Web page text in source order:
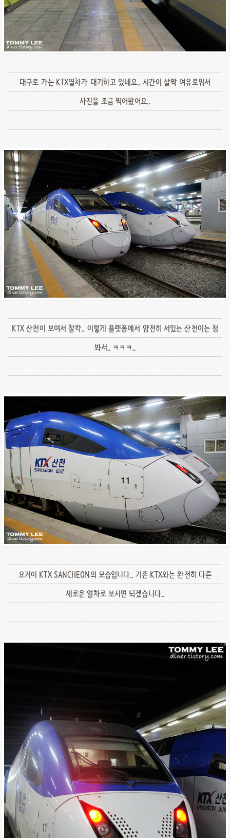
대구로 가는 KTX열차가 대기하고 있네요.. 시간이 살짝 여유로워서
사진을 조금 찍어봤어요..
KTX 산천이 보여서 찰칵.. 이렇게 플랫폼에서 얌전히 서있는 산천이는 첨
봐서.. ㅋㅋㅋ..
요거이 KTX SANCHEON의 모습입니다.. 기존 KTX와는 완전히 다른
새로운 열차로 보시면 되겠습니다..